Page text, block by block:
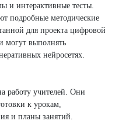
и интерактивные тесты.
подробные методические
для проекта цифровой
могут выполнять
нейросетях.
работу учителей. Они
к урокам,
и планы занятий.